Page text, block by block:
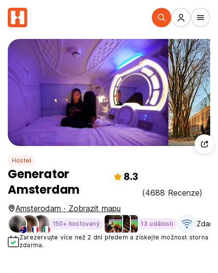
Hostel
Generator
Amsterdam
8.3
(4688 Recenze)
Amsterodam · Zobrazit mapu
150+ hostovaný 13 události
Zarezervujte více než 2 dní předem a získejte možnost storna
zdarma.